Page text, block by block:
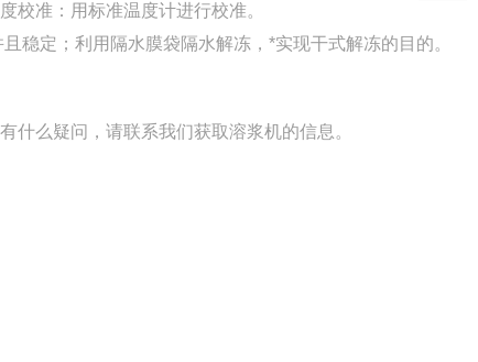
校准：用标准温度计进行校准。
稳定；利用隔水膜袋隔水解冻，*实现干式解冻的目的。
什么疑问，请联系我们获取溶浆机的信息。